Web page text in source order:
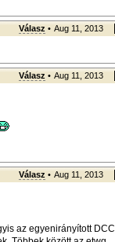
Válasz • Aug 11, 2013
Válasz • Aug 11, 2013
Válasz • Aug 11, 2013
az egyenirányított DCC